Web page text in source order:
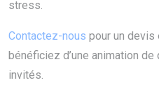
stress.
Contactez-nous pour un devis
bénéficiez d’une animation
invités.